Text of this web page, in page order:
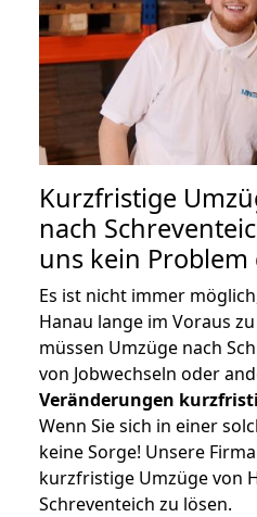
Kurzfristige
nach
uns kein Problem
Es ist nicht immer
Hanau lange im Voraus
müssen Umzüge nach
von Jobwechseln oder
Veränderungen
Wenn Sie sich in einer
keine Sorge! Unsere
kurzfristige Umzüge von
Schreventeich zu lösen.